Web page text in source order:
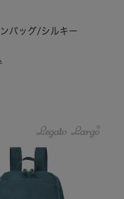
バッグ/シルキー